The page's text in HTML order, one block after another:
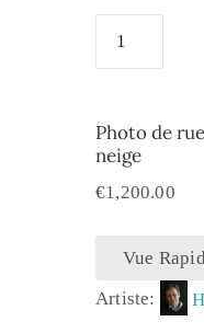
Photo de
neige
€1,200.00
Vue
Artiste: